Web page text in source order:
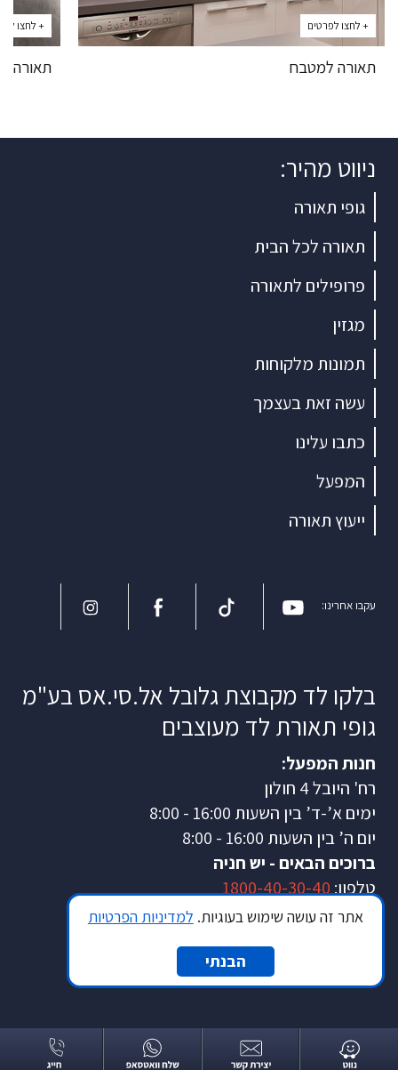
אתר זה עושה שימוש בעוגיות. למדיניות הפרטיות
הבנתי
+ לחצו לפרטים
תאורה למטבח
+ לחצו
תאורה
ניווט מהיר:
גופי תאורה
תאורה לכל הבית
פרופילים לתאורה
מגזין
תמונות מלקוחות
עשה זאת בעצמך
כתבו עלינו
המפעל
ייעוץ תאורה
עקבו אחרינו:
בלקו לד מקבוצת גלובל אל.סי.אס בע"מ
גופי תאורת לד מעוצבים
חנות המפעל:
רח' היובל 4 חולון
ימים א’-ד’ בין השעות 8:00 - 16:00
יום ה’ בין השעות 8:00 - 16:00
ברוכים הבאים - יש חניה
טלפון:1800-40-30-40
מייל:info@global-lcs.com